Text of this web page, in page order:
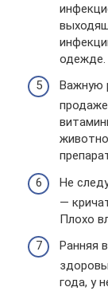
одежде.
Важную
Не
—
Плохо
Ранняя
года, у